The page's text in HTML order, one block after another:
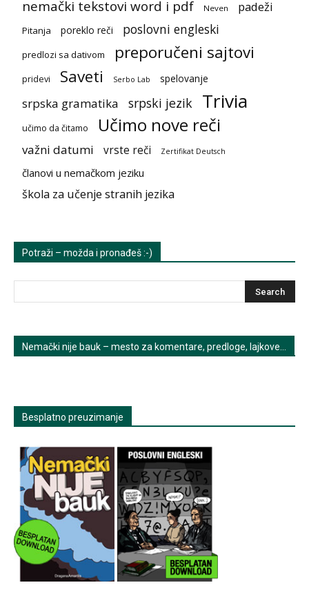
nemački tekstovi word i pdf Neven padeži
Pitanja poreklo reči poslovni engleski
predlozi sa dativom preporučeni sajtovi
pridevi Saveti Serbo Lab spelovanje
srpska gramatika srpski jezik Trivia
učimo da čitamo Učimo nove reči
važni datumi vrste reči Zertifikat Deutsch
članovi u nemačkom jeziku
škola za učenje stranih jezika
Potraži – možda i pronađeš :-)
Nemački nije bauk – mesto za komentare, predloge, lajkove…
Besplatno preuzimanje